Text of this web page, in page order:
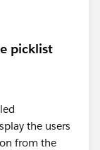
picklist
the users
from the